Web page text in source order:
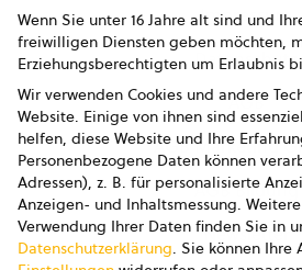
Impressum
Datenschutz
AGB
AGB Marketing
AGB Bildung
Newsletter
Wenn Sie unter 16 Jahre alt sind und
freiwilligen Diensten geben möchten,
Erziehungsberechtigten um Erlaubnis
Wir verwenden Cookies und andere
Website. Einige von ihnen sind
helfen, diese Website und Ihre
Personenbezogene Daten können
Adressen), z. B. für personalisierte
Anzeigen- und Inhaltsmessung.
Verwendung Ihrer Daten finden Sie in
Datenschutzerklärung. Sie können Ihre